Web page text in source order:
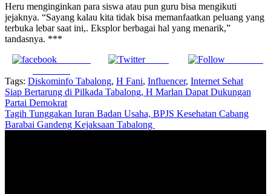
Heru menginginkan para siswa atau pun guru bisa mengikuti
jejaknya. “Sayang kalau kita tidak bisa memanfaatkan peluang yang
terbuka lebar saat ini,. Eksplor berbagai hal yang menarik,”
tandasnya. ***
Tweet
Tags: Diskominfo Tabalong, H Fani, Influencer, Internet Sehat
Navigasi
pos
Siap Bertarung di Pilkada Tabalong, H Marlan Dapat Dukungan
Partai Demokrat
Tagih Tunggakan Iuran Badan Usaha, BPJS Kesehatan Cabang
Barabai Gandeng Kejaksaan Tabalong